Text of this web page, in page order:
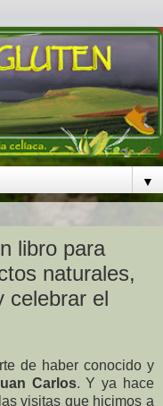
▼
libro para
naturales,
celebrar el
de haber conocido y
Carlos. Y ya hace
visitas que hicimos a